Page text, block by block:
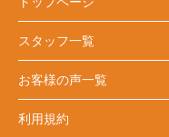
スタッフ一覧
お客様の声一覧
利用規約